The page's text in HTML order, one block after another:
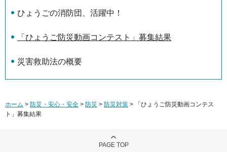
ひょうごの消防団、活躍中！
「ひょうご防災動画コンテスト」募集結果
災害救助法の概要
ホーム > 防災・安心・安全 > 防災 > 防災対策 > 「ひょうご防災動画コンテス
ト」募集結果
PAGE TOP